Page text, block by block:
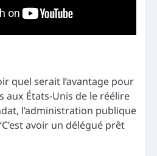
quel serait l’avantage pour
aux États-Unis de le réélire
l’administration publique
avoir un délégué prêt